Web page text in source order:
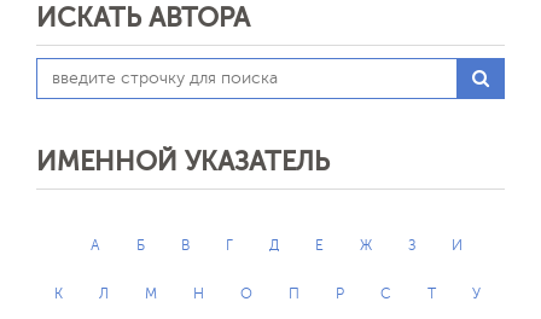
ИСКАТЬ АВТОРА
ИМЕННОЙ УКАЗАТЕЛЬ
А Б В Г Д Е Ж З И
К Л М Н О П Р С Т У